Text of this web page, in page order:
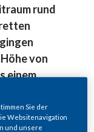
rund
von
einem
Sie der
Websitenavigation
und unsere